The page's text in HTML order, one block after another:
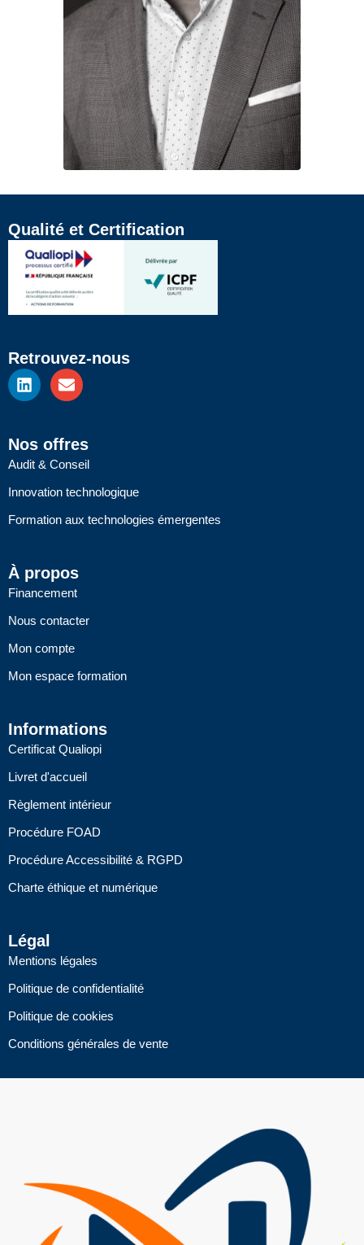
Qualité et Certification
Retrouvez-nous
L
i
e
d
i
n
E
n
l
o
p
e
Nos offres
Audit & Conseil
Innovation technologique
Formation aux technologies émergentes
À propos
Financement
Nous contacter
Mon compte
Mon espace formation
Informations
Certificat Qualiopi
Livret d'accueil
Règlement intérieur
Procédure FOAD
Procédure Accessibilité & RGPD
Charte éthique et numérique
Légal
Mentions légales
Politique de confidentialité
Politique de cookies
Conditions générales de vente